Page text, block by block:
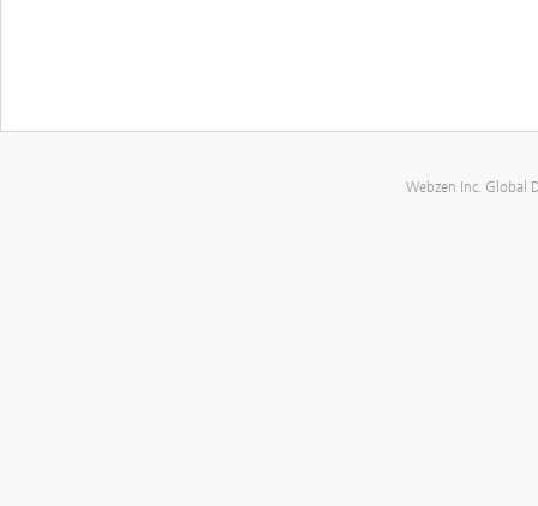
Webzen Inc. Global